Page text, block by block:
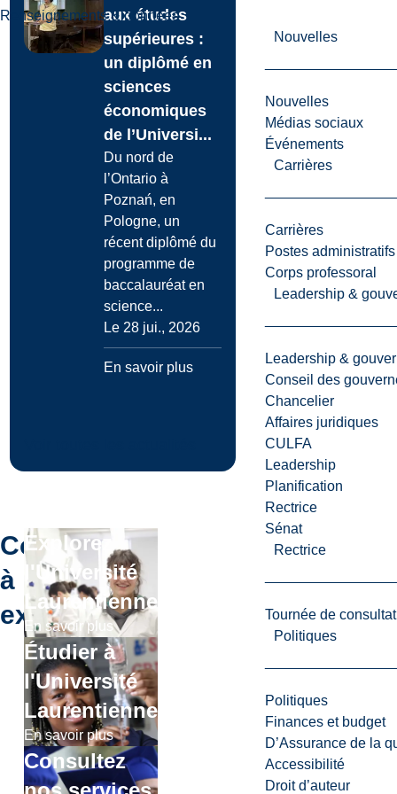
Renseignements & données
Nouvelles
Nouvelles
Médias sociaux
Événements
Carrières
Carrières
Postes
Corps professoral
Leadership &
Leadership &
Conseil des
Chancelier
Affaires juridiques
CULFA
Leadership
Planification
Rectrice
Sénat
Rectrice
Tournée de
Politiques
Politiques
Finances et budget
D’Assurance de la
Accessibilité
Droit d’auteur
aux études
supérieures :
un diplômé en
sciences
économiques
de l’Universi...
Du nord de
l’Ontario à
Poznań, en
Pologne, un
récent diplômé du
programme de
baccalauréat en
science...
Le 28 jui., 2026
En savoir plus
Continuer
à
explorer
Explorez
l'Université
Laurentienne
En savoir plus
Étudier à
l'Université
Laurentienne
En savoir plus
Consultez